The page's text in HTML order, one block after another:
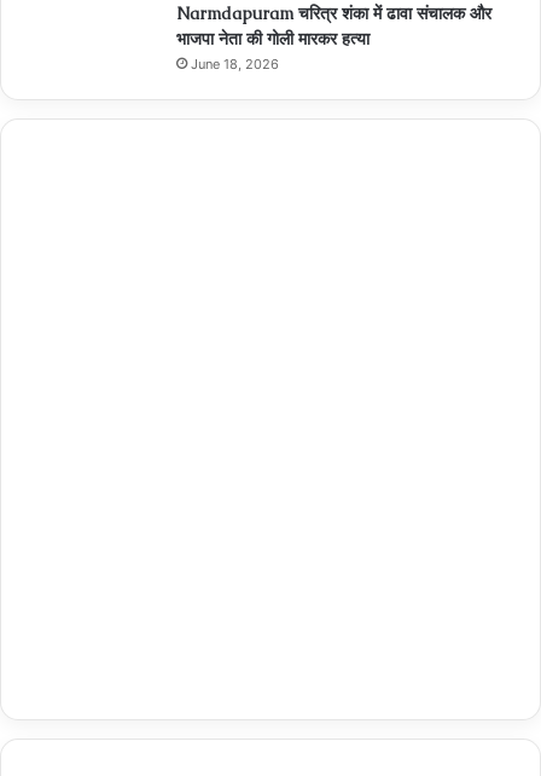
Narmdapuram चरित्र शंका में ढावा संचालक और
भाजपा नेता की गोली मारकर हत्या
June 18, 2026